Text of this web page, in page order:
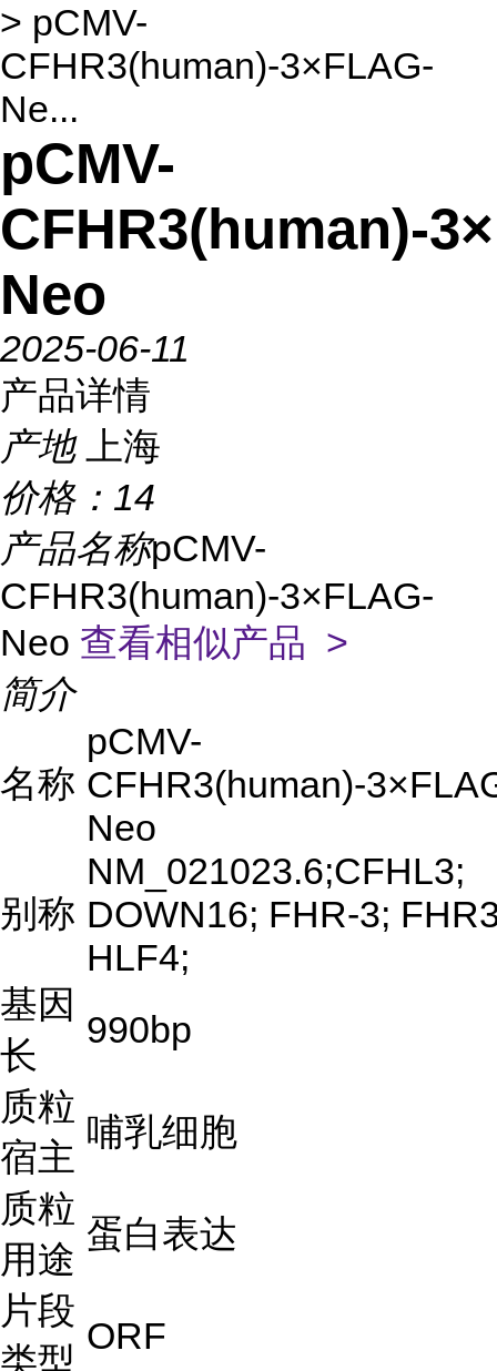
> pCMV-
CFHR3(human)-3×FLAG-
Ne...
pCMV-
CFHR3(human)-
Neo
2025-06-11
产品详情
产地
上海
价格： 14
产品名称pCMV-
CFHR3(human)-3×FLAG-
Neo 查看相似产品 >
简介
名称
pCMV-
CFHR3(human)-
Neo
别称
NM_021023.6;CFHL3;
DOWN16; FHR-3;
HLF4;
基因
长
990bp
质粒
宿主
哺乳细胞
质粒
用途
蛋白表达
片段
类型
ORF